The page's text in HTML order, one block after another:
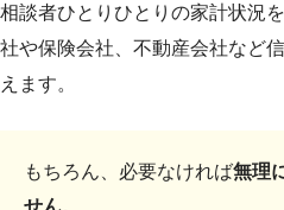
相談者ひとりひとりの家計状況
社や保険会社、不動産会社など
えます。
もちろん、必要なければ無理
せん。